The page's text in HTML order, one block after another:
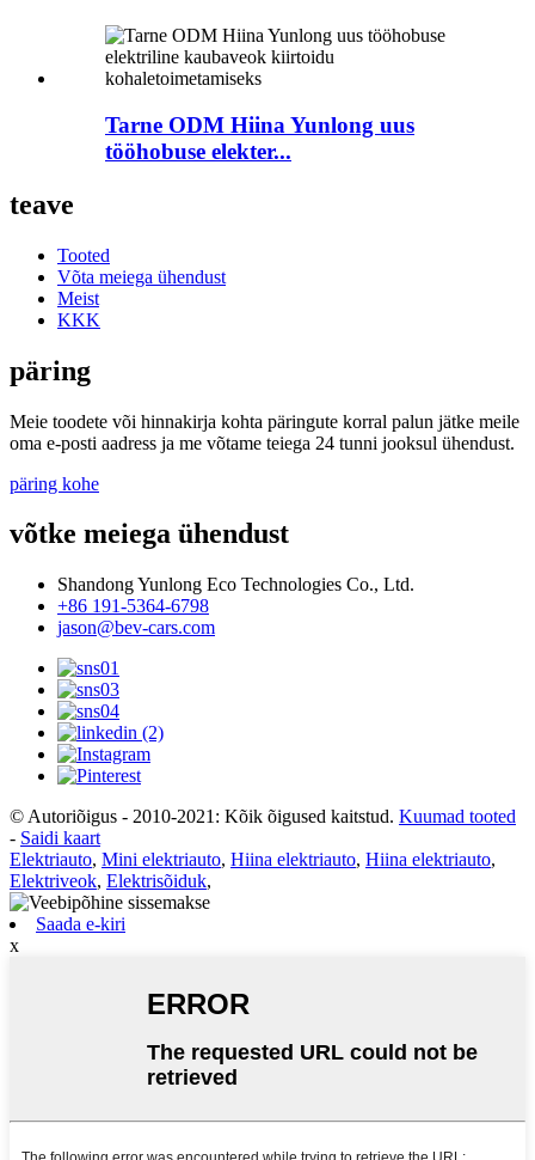
Tarne ODM Hiina Yunlong uus
tööhobuse elekter...
teave
Tooted
Võta meiega ühendust
Meist
KKK
päring
Meie toodete või hinnakirja kohta päringute korral palun jätke meile
oma e-posti aadress ja me võtame teiega 24 tunni jooksul ühendust.
päring kohe
võtke meiega ühendust
Shandong Yunlong Eco Technologies Co., Ltd.
+86 191-5364-6798
jason@bev-cars.com
© Autoriõigus - 2010-2021: Kõik õigused kaitstud. Kuumad tooted
- Saidi kaart
Elektriauto, Mini elektriauto, Hiina elektriauto, Hiina elektriauto,
Elektriveok, Elektrisõiduk,
Saada e-kiri
x